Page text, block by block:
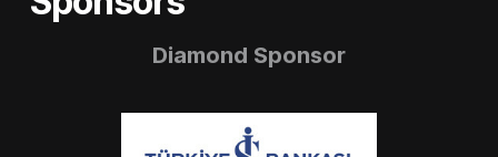
Diamond Sponsor